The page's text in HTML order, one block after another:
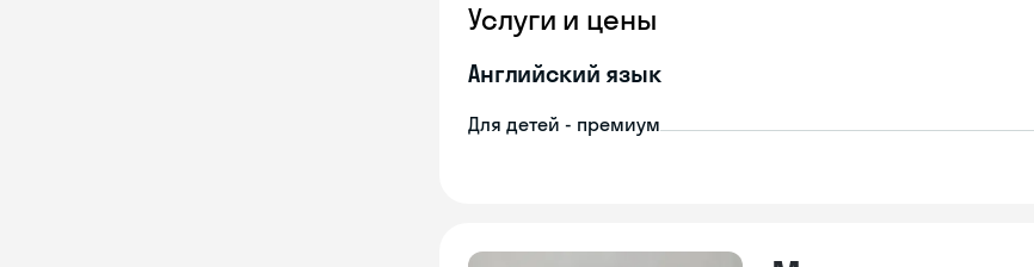
Услуги и цены
Английский язык
Для детей - премиум